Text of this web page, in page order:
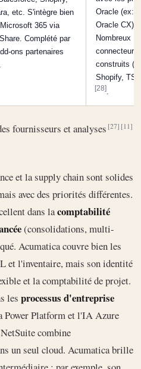
etc. S'intègre bien
365 via
Complété par
ons partenaires
Oracle (ex:
Oracle CX).
Nombreux
connecteurs
construits
Shopify,
[28]
fournisseurs et analyses[27] [11]
et la supply chain sont solides
avec des priorités différentes.
dans lacomptabilité
(consolidations, multi-
Acumatica couvre bien les
et l'inventaire, mais son identité
et la comptabilité de projet.
les processus d'entreprise
Power Platform et l'IA Azure
combine
un seul cloud. Acumatica brille